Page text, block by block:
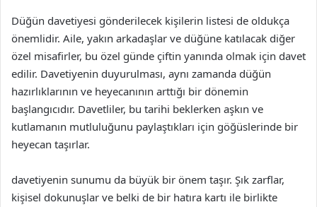
Düğün davetiyesi gönderilecek kişilerin listesi de oldukça
önemlidir. Aile, yakın arkadaşlar ve düğüne katılacak diğer
özel misafirler, bu özel günde çiftin yanında olmak için davet
edilir. Davetiyenin duyurulması, aynı zamanda düğün
hazırlıklarının ve heyecanının arttığı bir dönemin
başlangıcıdır. Davetliler, bu tarihi beklerken aşkın ve
kutlamanın mutluluğunu paylaştıkları için göğüslerinde bir
heyecan taşırlar.
davetiyenin sunumu da büyük bir önem taşır. Şık zarflar,
kişisel dokunuşlar ve belki de bir hatıra kartı ile birlikte